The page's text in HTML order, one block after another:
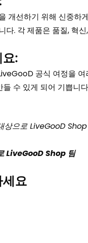
개선하기 위해 신중하
다. 각 제품은 품질, 혁
:
공식 여정을 여
수 있게 되어 기쁩니
으로 LiveGooD
LiveGooD Shop 팀
요